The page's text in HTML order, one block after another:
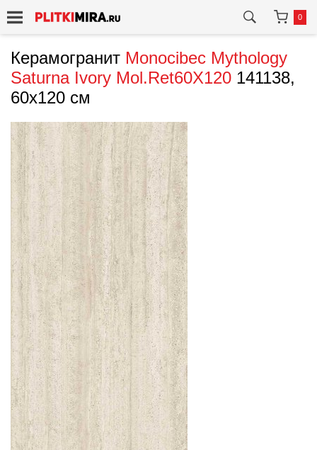
0
Керамогранит Monocibec Mythology
Saturna Ivory Mol.Ret60X120 141138,
60x120 см